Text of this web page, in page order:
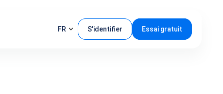
FR S'identifier Essai gratuit